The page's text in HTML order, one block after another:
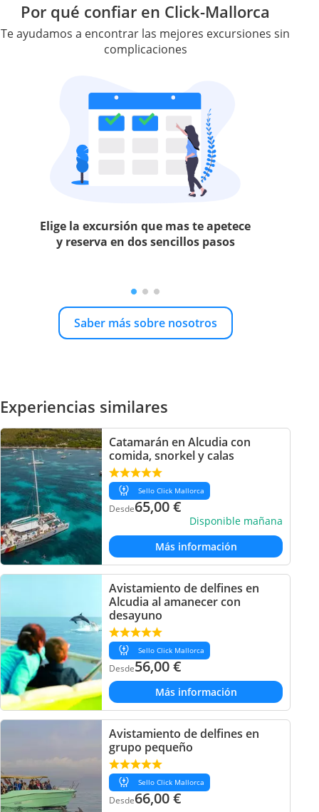
Por qué confiar en Click-Mallorca
Te ayudamos a encontrar las mejores excursiones sin
complicaciones
Elige la excursión que mas te apetece
y reserva en dos sencillos pasos
Saber más sobre nosotros
Experiencias similares
Catamarán en Alcudia con
comida, snorkel y calas
Sello Click Mallorca
Desde65,00€
Disponible mañana
Más información
Avistamiento de delfines en
Alcudia al amanecer con
desayuno
Sello Click Mallorca
Desde56,00€
Más información
Avistamiento de delfines en
grupo pequeño
Sello Click Mallorca
Desde66,00€